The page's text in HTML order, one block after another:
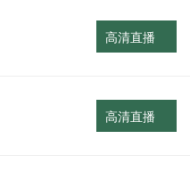
高清直播
高清直播